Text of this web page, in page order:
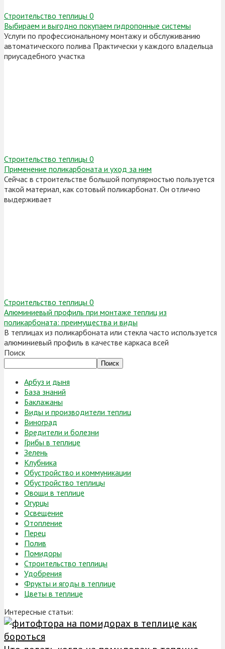
Строительство теплицы 0
Выбираем и выгодно покупаем гидропонные системы
Услуги по профессиональному монтажу и обслуживанию
автоматического полива Практически у каждого владельца
приусадебного участка
Строительство теплицы 0
Применение поликарбоната и уход за ним
Сейчас в строительстве большой популярностью пользуется
такой материал, как сотовый поликарбонат. Он отлично
выдерживает
Строительство теплицы 0
Алюминиевый профиль при монтаже теплиц из
поликарбоната: преимущества и виды
В теплицах из поликарбоната или стекла часто используется
алюминиевый профиль в качестве каркаса всей
Поиск
Поиск
Арбуз и дыня
База знаний
Баклажаны
Виды и производители теплиц
Виноград
Вредители и болезни
Грибы в теплице
Зелень
Клубника
Обустройство и коммуникации
Обустройство теплицы
Овощи в теплице
Огурцы
Освещение
Отопление
Перец
Полив
Помидоры
Строительство теплицы
Удобрения
Фрукты и ягоды в теплице
Цветы в теплице
Интересные статьи: